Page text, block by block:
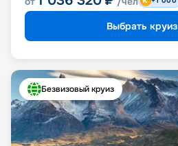
Выбрать круиз
Безвизовый круиз